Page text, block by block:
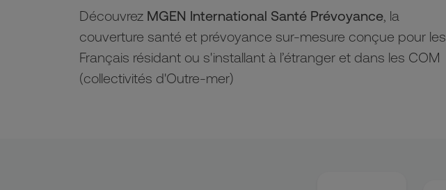
Découvrez MGEN International Santé Prévoyance, la
couverture santé et prévoyance sur-mesure conçue pour les
Français résidant ou s'installant à l’étranger et dans les COM
(collectivités d'Outre-mer)